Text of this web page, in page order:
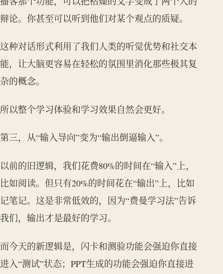
辩论。你甚至可以听到他们对某个观点的质疑。
这种对话形式利用了我们人类的听觉优势和社交本
能，让大脑更容易在轻松的氛围里消化那些极其复
杂的概念。
所以整个学习体验和学习效果自然会更好。
第三，从“输入导向”变为“输出倒逼输入”。
以前的旧逻辑，我们花费80%的时间在“输入”上，
比如阅读。但只有20%的时间花在“输出”上，比如
记笔记。这是非常低效的，因为“费曼学习法”告诉
我们，输出才是最好的学习。
而今天的新逻辑是，闪卡和测验功能会强迫你直接
进入“测试”状态；PPT生成的功能会强迫你直接进